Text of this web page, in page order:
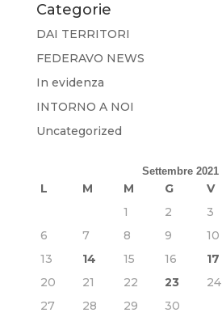
Categorie
DAI TERRITORI
FEDERAVO NEWS
In evidenza
INTORNO A NOI
Uncategorized
Settembre 2021
L M M G V
1
2 3
6
7 8 9 10
13
14 15 16 17
20
21 22 23 24
27
28 29
30